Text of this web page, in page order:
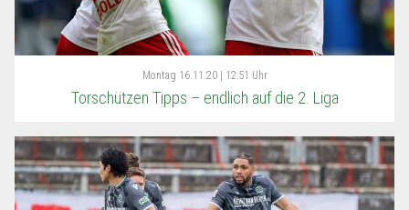
Montag 16.11.20 | 12:51 Uhr
Torschützen Tipps – endlich auf die 2. Liga